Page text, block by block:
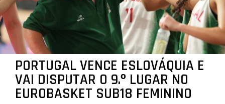
PORTUGAL VENCE ESLOVÁQUIA E
VAI DISPUTAR O 9.º LUGAR NO
EUROBASKET SUB18 FEMININO